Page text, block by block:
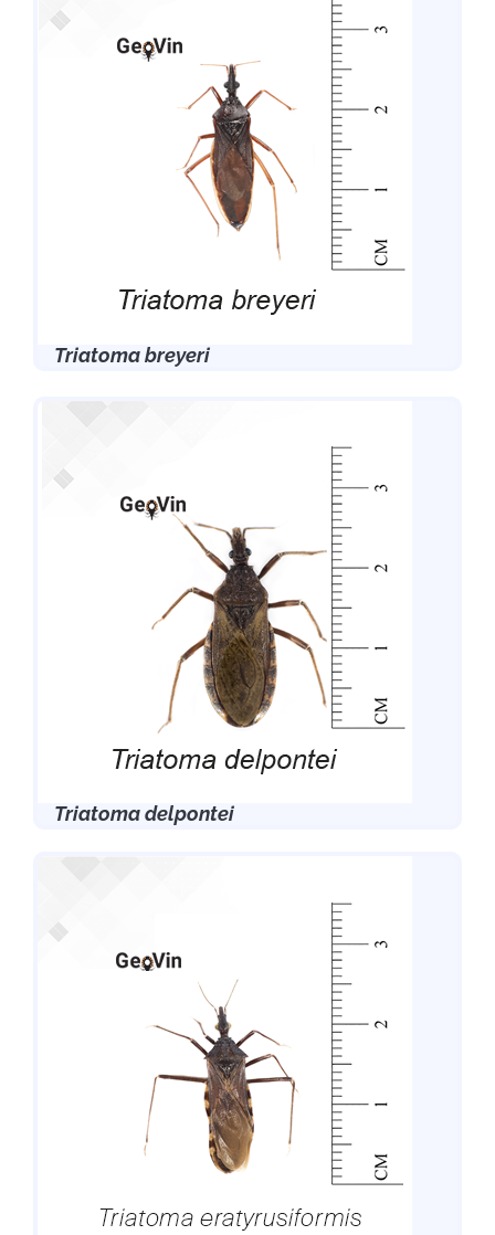
Triatoma breyeri
Triatoma delpontei